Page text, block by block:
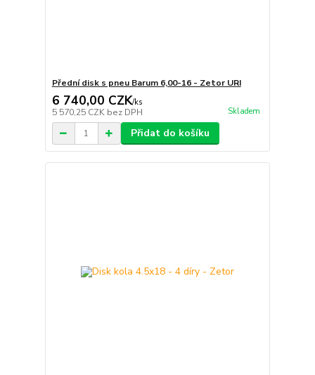
Přední disk s pneu Barum 6,00-16 - Zetor URI
6 740,00 CZK/ks
5 570,25 CZK bez DPH Skladem
Přidat do košíku